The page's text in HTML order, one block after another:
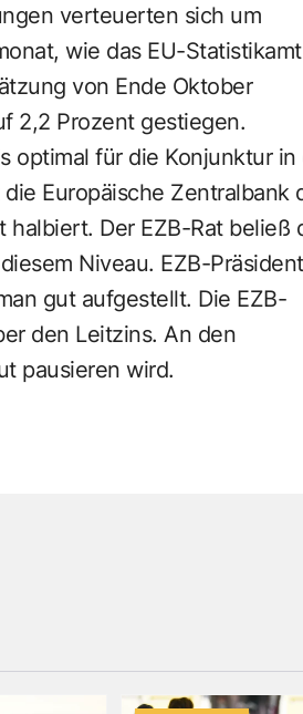
verteuerten sich um
wie das EU-Statistikamt
von Ende Oktober
2,2 Prozent gestiegen.
optimal für die Konjunktur in
Europäische Zentralbank
Der EZB-Rat beließ
Niveau. EZB-
gut aufgestellt. Die EZB-
den Leitzins. An den
pausieren wird.